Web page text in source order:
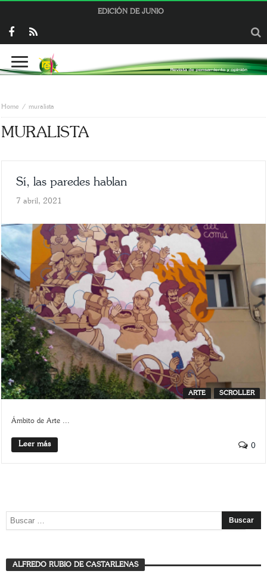
EDICIÓN DE JUNIO
Home muralista
MURALISTA
Sí, las paredes hablan
7 abril, 2021
ARTE SCROLLER
Ámbito de Arte ...
Leer más 0
ALFREDO RUBIO DE CASTARLENAS